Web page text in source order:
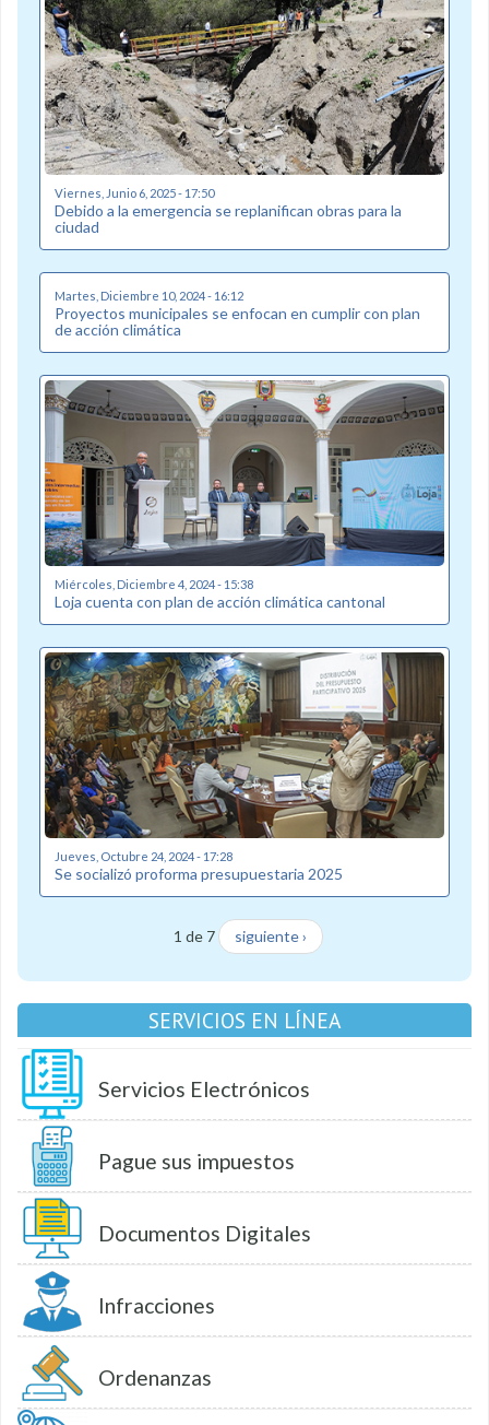
Viernes, Junio 6, 2025 - 17:50
Debido a la emergencia se replanifican obras para la
ciudad
Martes, Diciembre 10, 2024 - 16:12
Proyectos municipales se enfocan en cumplir con plan
de acción climática
Miércoles, Diciembre 4, 2024 - 15:38
Loja cuenta con plan de acción climática cantonal
Jueves, Octubre 24, 2024 - 17:28
Se socializó proforma presupuestaria 2025
1 de 7 siguiente ›
SERVICIOS EN LÍNEA
Servicios Electrónicos
Pague sus impuestos
Documentos Digitales
Infracciones
Ordenanzas